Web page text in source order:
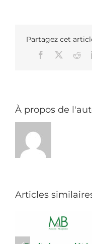
Partagez cet
Facebook
À propos de
Articles